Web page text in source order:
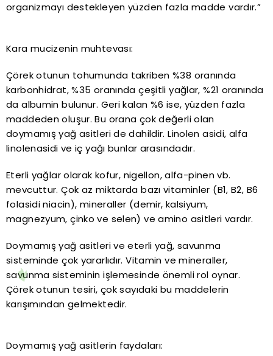
organizmayı destekleyen yüzden fazla madde vardır.”
Kara mucizenin muhtevası:
Çörek otunun tohumunda takriben %38 oranında
karbonhidrat, %35 oranında çeşitli yağlar, %21 oranında
da albumin bulunur. Geri kalan %6 ise, yüzden fazla
maddeden oluşur. Bu orana çok değerli olan
doymamış yağ asitleri de dahildir. Linolen asidi, alfa
linolenasidi ve iç yağı bunlar arasındadır.
Eterli yağlar olarak kofur, nigellon, alfa-pinen vb.
mevcuttur. Çok az miktarda bazı vitaminler (B1, B2, B6
folasidi niacin), mineraller (demir, kalsiyum,
magnezyum, çinko ve selen) ve amino asitleri vardır.
Doymamış yağ asitleri ve eterli yağ, savunma
sisteminde çok yararlıdır. Vitamin ve mineraller,
savunma sisteminin işlemesinde önemli rol oynar.
Çörek otunun tesiri, çok sayıdaki bu maddelerin
karışımından gelmektedir.
Doymamış yağ asitlerin faydaları: